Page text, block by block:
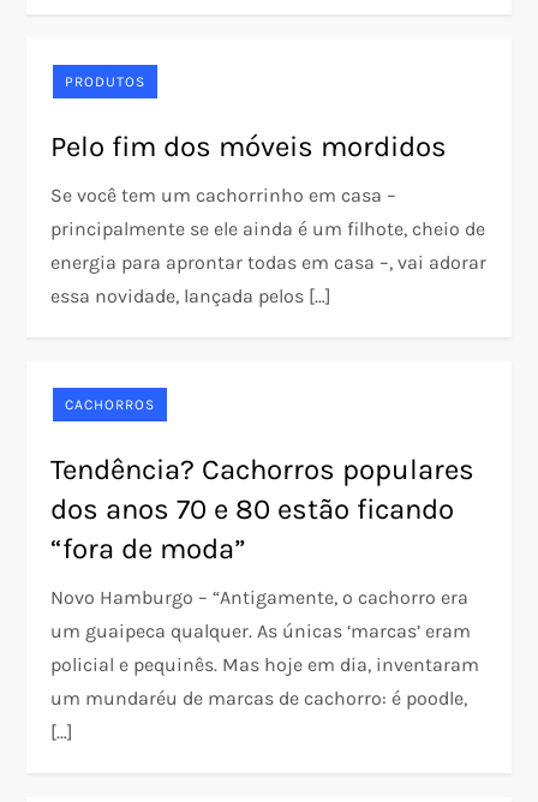
PRODUTOS
Pelo fim dos móveis mordidos
Se você tem um cachorrinho em casa –
principalmente se ele ainda é um filhote, cheio de
energia para aprontar todas em casa –, vai adorar
essa novidade, lançada pelos […]
CACHORROS
Tendência? Cachorros populares
dos anos 70 e 80 estão ficando
“fora de moda”
Novo Hamburgo – “Antigamente, o cachorro era
um guaipeca qualquer. As únicas ‘marcas’ eram
policial e pequinês. Mas hoje em dia, inventaram
um mundaréu de marcas de cachorro: é poodle,
[…]